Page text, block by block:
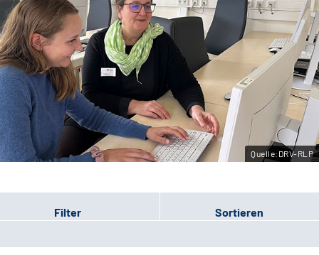
Beratungsstellen &
Zuweisende
Suche
Leichte Sprache
Gebärdensprache
Quelle:DRV-RLP
Filter Sortieren